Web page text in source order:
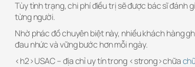
Tùy tình trạng, chi phí điều trị sẽ được bác sĩ đánh
từng người.
Nhờ phác đồ chuyên biệt này, nhiều khách hàng
đau nhức và vững bước hơn mỗi ngày.
<h2>USAC – địa chỉ uy tín trong <strong>chữa